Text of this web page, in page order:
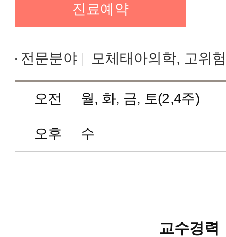
진료예약
전문분야 모체태아의학, 고위
오전 월, 화, 금, 토(2,4주)
오후 수
교수경력